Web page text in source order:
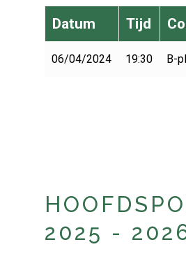
Datum Tijd
06/04/2024 19:30 B-
2025 -